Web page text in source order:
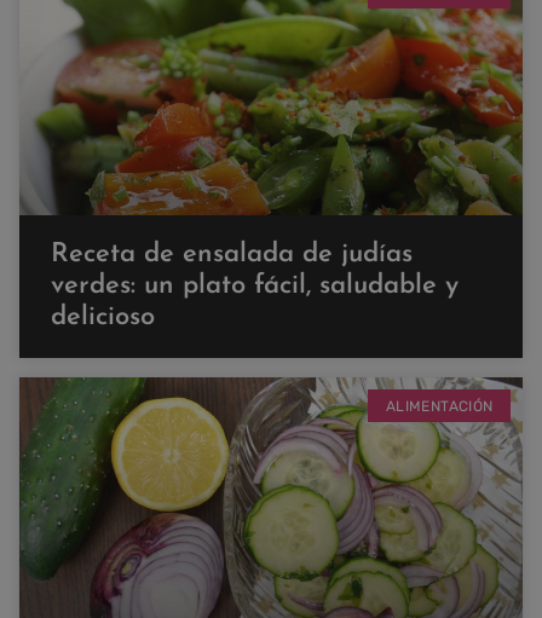
Receta de ensalada de judías
verdes: un plato fácil, saludable y
delicioso
ALIMENTACIÓN